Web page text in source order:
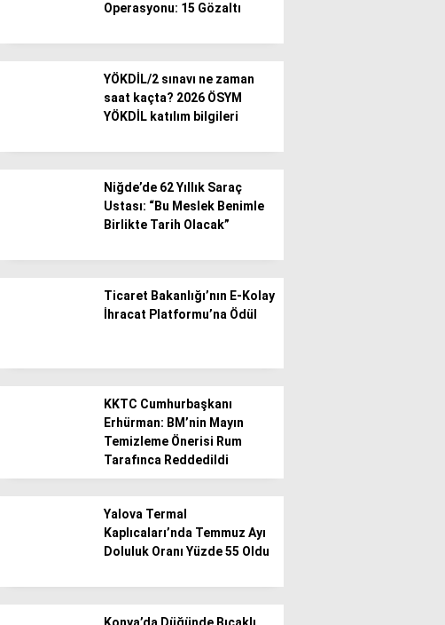
Operasyonu: 15 Gözaltı
YÖKDİL/2 sınavı ne zaman
saat kaçta? 2026 ÖSYM
YÖKDİL katılım bilgileri
Niğde’de 62 Yıllık Saraç
Ustası: “Bu Meslek Benimle
Birlikte Tarih Olacak”
Ticaret Bakanlığı’nın E-Kolay
İhracat Platformu’na Ödül
KKTC Cumhurbaşkanı
Erhürman: BM’nin Mayın
Temizleme Önerisi Rum
Tarafınca Reddedildi
Yalova Termal
Kaplıcaları’nda Temmuz Ayı
Doluluk Oranı Yüzde 55 Oldu